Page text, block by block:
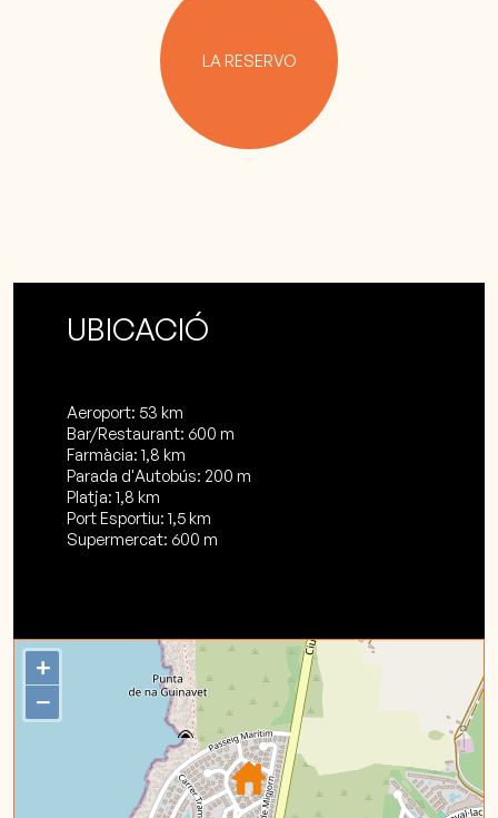
LA RESERVO
UBICACIÓ
Aeroport: 53 km
Bar/Restaurant: 600 m
Farmàcia: 1,8 km
Parada d'Autobús: 200 m
Platja: 1,8 km
Port Esportiu: 1,5 km
Supermercat: 600 m
+
−